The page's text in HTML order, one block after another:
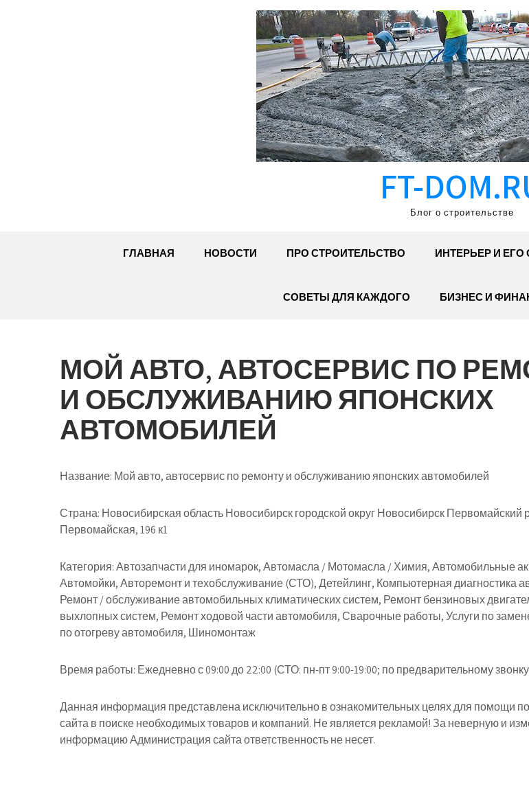
FT-
Блог о строительстве
ГЛАВНАЯ НОВОСТИ ПРО СТРОИТЕЛЬСТВО ИНТЕРЬЕР И
СОВЕТЫ ДЛЯ КАЖДОГО БИЗНЕС И
МОЙ АВТО, АВТОСЕРВИС ПО
И ОБСЛУЖИВАНИЮ ЯПОНСКИХ
АВТОМОБИЛЕЙ
Название: Мой авто, автосервис по ремонту и обслуживанию японских автомобилей
Страна: Новосибирская область Новосибирск городской округ Новосибирск Первомайский
Первомайская, 196 к1
Категория:Автозапчасти для иномарок, Автомасла / Мотомасла / Химия, Автомобильные
Автомойки, Авторемонт и техобслуживание (СТО), Детейлинг, Компьютерная диагностика
Ремонт / обслуживание автомобильных климатических систем, Ремонт бензиновых
выхлопных систем, Ремонт ходовой части автомобиля, Сварочные работы, Услуги по
по отогреву автомобиля, Шиномонтаж
Время работы: Ежедневно с 09:00 до 22:00 (СТО: пн-пт 9:00-19:00; по предварительному
Данная информация представлена исключительно в ознакомительных целях для помощи
сайта в поиске необходимых товаров и компаний. Не является рекламой! За неверную и
информацию Администрация сайта ответственность не несет.